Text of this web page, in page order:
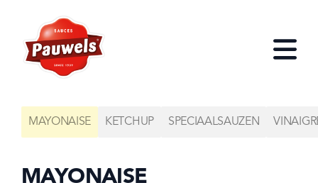
MAYONAISE KETCHUP SPECIAALSAUZEN
MAYONAISE